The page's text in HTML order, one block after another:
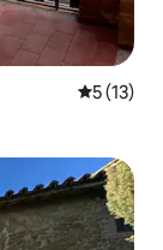
平均评分
5 (13)